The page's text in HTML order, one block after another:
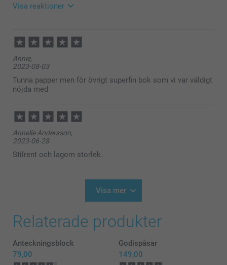
Visa reaktioner
10:09
Hej Caroline,
Tusen tack för dina 4 stjärnor. Vi hoppas att ni har
glädje av gästboken en lång tid efter att den har blivit
ifylld :)
Kirsi @smartphoto
Annie,
2023-08-03
Tunna papper men för övrigt superfin bok som vi var väldigt
nöjda med
Annelie Andersson,
2023-06-28
Stilrent och lagom storlek.
Visa mer
Relaterade produkter
Anteckningsblock
79,00
Godispåsar
149,00